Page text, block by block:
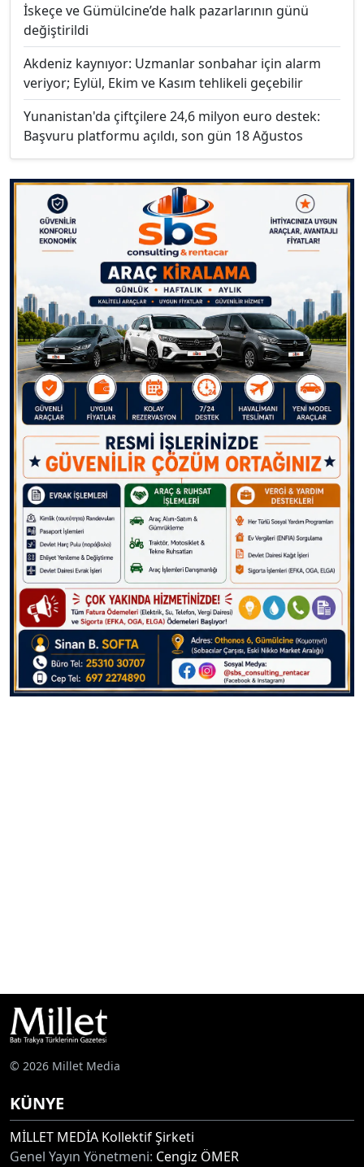
İskeçe ve Gümülcine’de halk pazarlarının günü
değiştirildi
Akdeniz kaynıyor: Uzmanlar sonbahar için alarm
veriyor; Eylül, Ekim ve Kasım tehlikeli geçebilir
Yunanistan'da çiftçilere 24,6 milyon euro destek:
Başvuru platformu açıldı, son gün 18 Ağustos
© 2026 Millet Media
KÜNYE
MİLLET MEDİA Kollektif Şirketi
Genel Yayın Yönetmeni: Cengiz ÖMER